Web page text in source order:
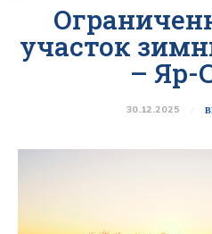
участок
– Яр-
30.12.2025